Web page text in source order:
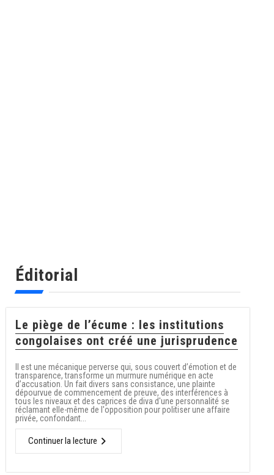
Éditorial
Le piège de l’écume : les institutions
congolaises ont créé une jurisprudence
Il est une mécanique perverse qui, sous couvert d’émotion et de
transparence, transforme un murmure numérique en acte
d’accusation. Un fait divers sans consistance, une plainte
dépourvue de commencement de preuve, des interférences à
tous les niveaux et des caprices de diva d'une personnalité se
réclamant elle-même de l'opposition pour politiser une affaire
privée, confondant...
Continuer la lecture